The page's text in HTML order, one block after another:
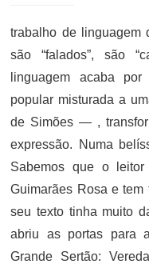
trabalho de linguagem
são “falados”, são
linguagem acaba
popular misturada a
de Simões — ,
expressão. Numa
Sabemos que o
Guimarães Rosa e
seu texto tinha muito
abriu as portas para
Grande Sertão: